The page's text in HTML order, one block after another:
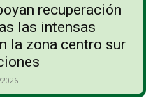
recuperación
las intensas
la zona centro sur